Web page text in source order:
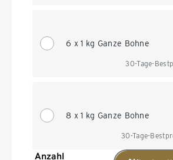
6 x 1 kg Ganze Bohne
30-Tage-
8 x 1 kg Ganze Bohne
30-Tage-
Anzahl